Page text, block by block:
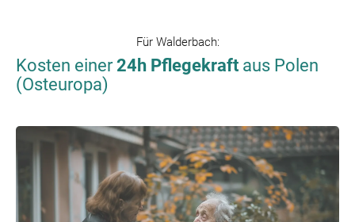
Für Walderbach:
Kosten einer24h Pflegekraft aus Polen
(Osteuropa)